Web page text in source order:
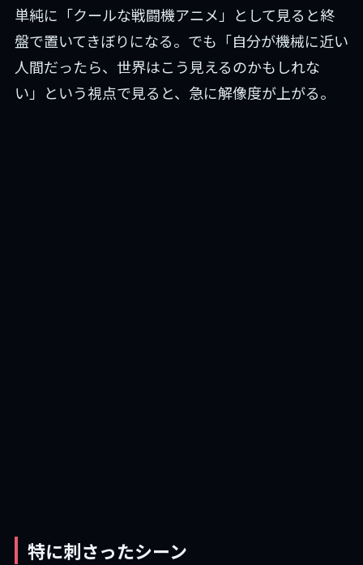
単純に「クールな戦闘機アニメ」として見ると終
盤で置いてきぼりになる。でも「自分が機械に近い
人間だったら、世界はこう見えるのかもしれな
い」という視点で見ると、急に解像度が上がる。
特に刺さったシーン